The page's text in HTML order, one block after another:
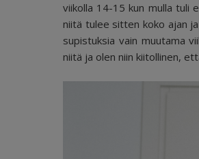
viikolla 14-15 kun mulla tuli
niitä tulee sitten koko ajan
supistuksia vain muutama
niitä ja olen niin kiitollinen,